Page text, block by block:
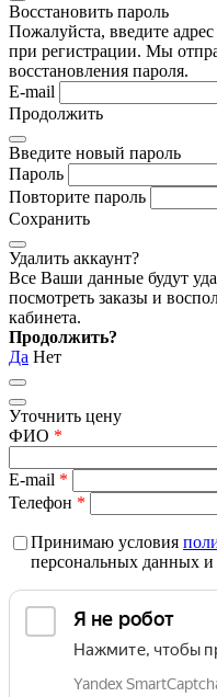
Восстановить пароль
Пожалуйста, введите
при регистрации. Мы
восстановления пароля.
E-mail
Продолжить
Введите новый пароль
Пароль
Повторите пароль
Сохранить
Удалить аккаунт?
Все Ваши данные будут
посмотреть заказы и
кабинета.
Продолжить?
Да Нет
Уточнить цену
ФИО *
E-mail *
Телефон *
Принимаю условия
персональных данных и